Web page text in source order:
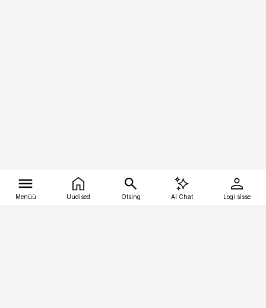
Menüü Uudised Otsing AI Chat Logi sisse